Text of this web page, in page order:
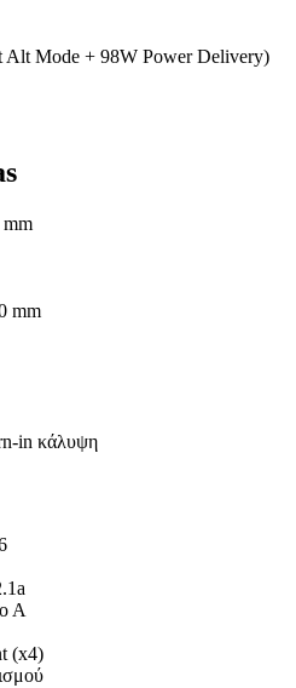
Alt Mode + 98W Power Delivery)
mm
mm
in κάλυψη
A
(x4)